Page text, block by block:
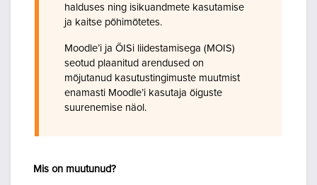
halduses ning isikuandmete kasutamise
ja kaitse põhimõtetes.
Moodle’i ja ÕISi liidestamisega (MOIS)
seotud plaanitud arendused on
mõjutanud kasutustingimuste muutmist
enamasti Moodle’i kasutaja õiguste
suurenemise näol.
Mis on muutunud?